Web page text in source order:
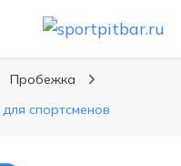
упражнения,
диеты, программы
Пробежка
спортсменов